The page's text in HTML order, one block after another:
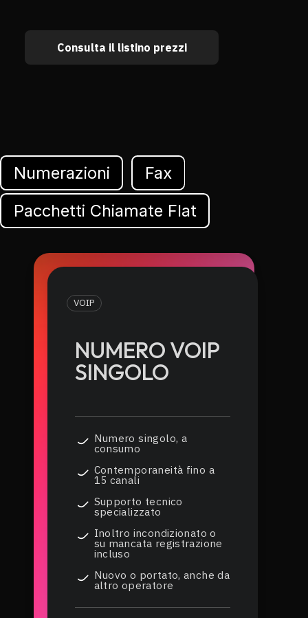
Consulta il listino prezzi
Numerazioni
Fax
Pacchetti Chiamate Flat
VOIP
NUMERO VOIP
SINGOLO
Numero singolo, a
consumo
Contemporaneità fino a
15 canali
Supporto tecnico
specializzato
Inoltro incondizionato o
su mancata registrazione
incluso
Nuovo o portato, anche da
altro operatore